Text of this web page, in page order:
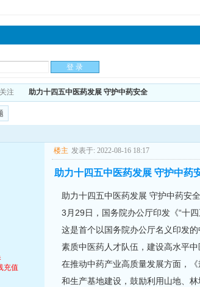
注 助力十四五中医药发展 守护中药安全
充值
楼主 发表于: 2022-08-16 18:17
助力十四五中医药发展 守护中药
助力十四五中医药发展 守护中药安全
3月29日，国务院办公厅印发《“十
这是首个以国务院办公厅名义印发
素质中医药人才队伍，建设高水平
在推动中药产业高质量发展方面，
和生产基地建设，鼓励利用山地、